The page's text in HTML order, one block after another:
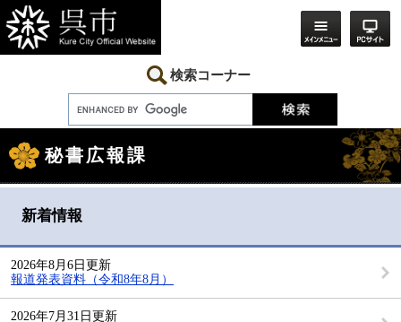
ー
ジ
の
ニ
ュ
ー
本
へ
検索コーナー
文
秘書広報課
新着情報
2026年8月6日更新
報道発表資料（令和8年8月）
2026年7月31日更新